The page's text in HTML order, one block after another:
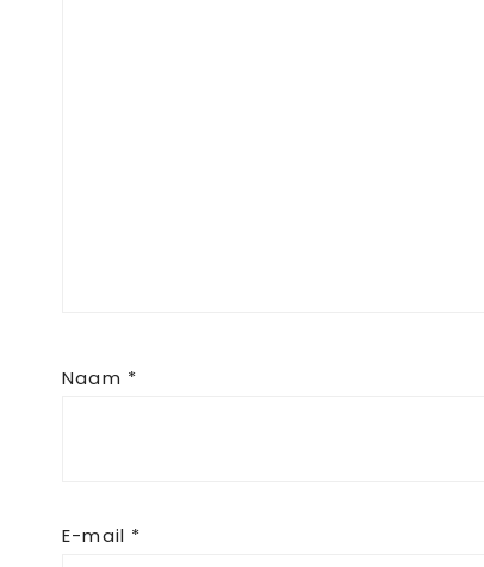
Naam *
E-mail *